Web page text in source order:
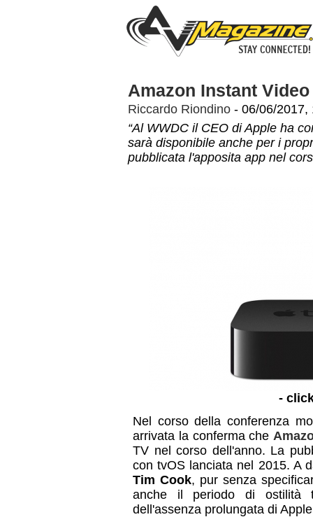
Amazon Instant
Riccardo Riondino - 06/06/2017,
“Al WWDC il CEO di Apple ha
sarà disponibile anche per i
pubblicata l'apposita app nel
-
Nel corso della conferenza
arrivata la conferma che
TV nel corso dell'anno. La
con tvOS lanciata nel 2015. A
Tim Cook, pur senza
anche il periodo di ostilità
dell'assenza prolungata di